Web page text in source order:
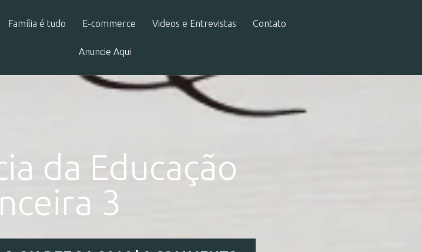
Família é tudo E-commerce Videos e Entrevistas Contato
Anuncie Aqui
da Educação
3